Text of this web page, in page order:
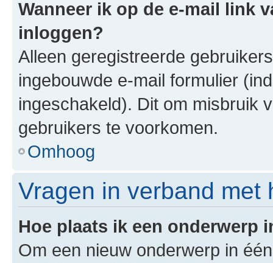
Wanneer ik op de e-mail link
inloggen?
Alleen geregistreerde
ingebouwde e-mail formulier
ingeschakeld). Dit om misbruik
gebruikers te voorkomen.
Omhoog
Vragen in verband met
Hoe plaats ik een onderwerp
Om een nieuw onderwerp in